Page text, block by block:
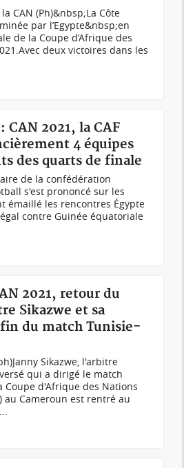
CAN (Ph)&nbsp;La Côte
par l’Egypte&nbsp;en
de la Coupe d’Afrique des
deux victoires dans les
CAN 2021, la CAF
4 équipes
des quarts de finale
de la confédération
s'est prononcé sur les
émaillé les rencontres Égypte
contre Guinée équatoriale
2021, retour du
Sikazwe et sa
du match Tunisie-
Sikazwe, l'arbitre
qui a dirigé le match
Coupe d'Afrique des Nations
au Cameroun est rentré au